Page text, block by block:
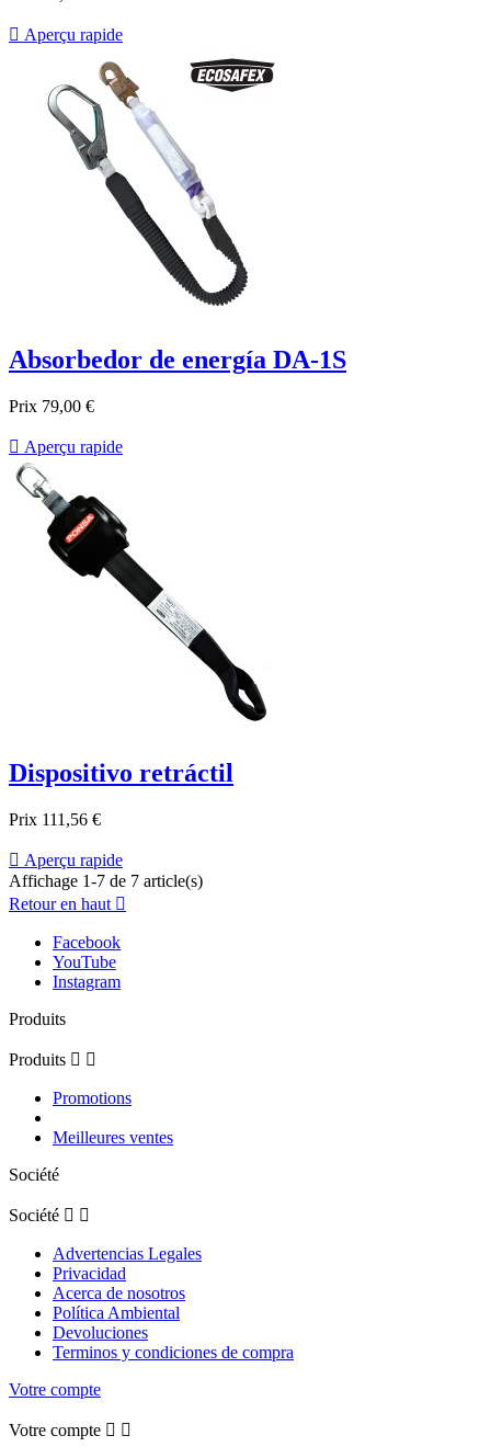
 Aperçu rapide
Absorbedor de energía DA-1S
Prix 79,00 €
 Aperçu rapide
Dispositivo retráctil
Prix 111,56 €
 Aperçu rapide
Affichage 1-7 de 7 article(s)
Retour en haut 
Facebook
YouTube
Instagram
Produits
Produits  
Promotions
Meilleures ventes
Société
Société  
Advertencias Legales
Privacidad
Acerca de nosotros
Política Ambiental
Devoluciones
Terminos y condiciones de compra
Votre compte
Votre compte  